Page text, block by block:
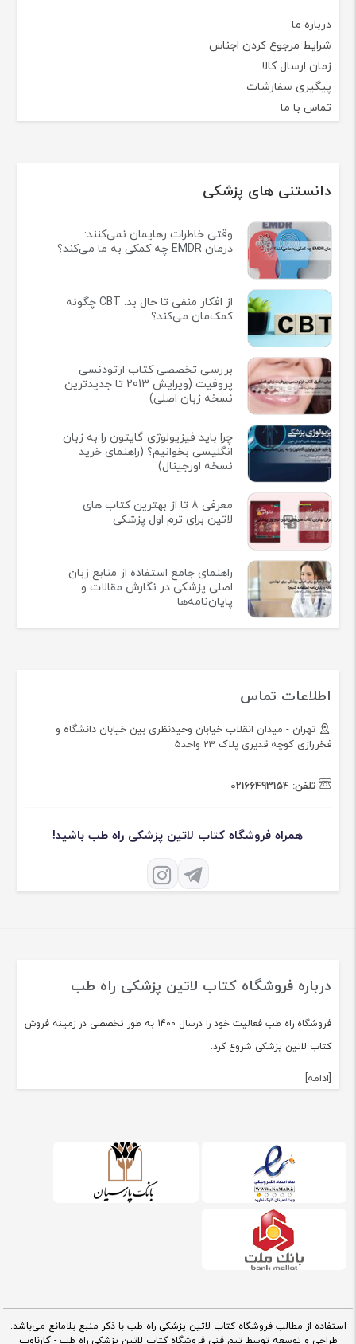
درباره ما
شرایط مرجوع کردن اجناس
زمان ارسال کالا
پیگیری سفارشات
تماس با ما
دانستنی های پزشکی
وقتی خاطرات رهایمان نمی‌کنند:
درمان EMDR چه کمکی به ما می‌کند؟
از افکار منفی تا حال بد: CBT چگونه
کمک‌مان می‌کند؟
بررسی تخصصی کتاب ارتودنسی
پروفیت (ویرایش 2013 تا جدیدترین
نسخه زبان اصلی)
چرا باید فیزیولوژی گایتون را به زبان
انگلیسی بخوانیم؟ (راهنمای خرید
نسخه اورجینال)
معرفی 8 تا از بهترین کتاب های
لاتین برای ترم اول پزشکی
راهنمای جامع استفاده از منابع زبان
اصلی پزشکی در نگارش مقالات و
پایان‌نامه‌ها
اطلاعات تماس
تهران - میدان انقلاب خیابان وحیدنظری بین خیابان دانشگاه و
فخررازی کوچه قدیری پلاک 23 واحد5
تلفن: 02166493154
همراه فروشگاه کتاب لاتین پزشکی راه طب باشید!
درباره فروشگاه کتاب لاتین پزشکی راه طب
فروشگاه راه طب فعالیت خود را درسال 1400 به طور تخصصی در زمینه فروش
کتاب لاتین پزشکی شروع کرد.
[ادامه]
استفاده از مطالب فروشگاه کتاب لاتین پزشکی راه طب با ذکر منبع بلامانع می‌باشد.
طراحی و توسعه توسط تیم فنی فروشگاه کتاب لاتین پزشکی راه طب -کارناوب